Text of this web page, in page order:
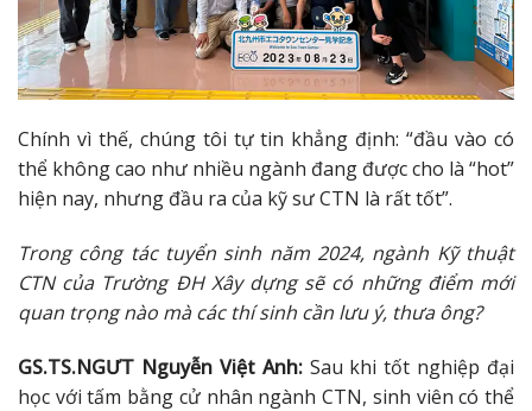
Chính vì thế, chúng tôi tự tin khẳng định: “đầu vào có
thể không cao như nhiều ngành đang được cho là “hot”
hiện nay, nhưng đầu ra của kỹ sư CTN là rất tốt”.
Trong công tác tuyển sinh năm 2024, ngành Kỹ thuật
CTN của Trường ĐH Xây dựng sẽ có những điểm mới
quan trọng nào mà các thí sinh cần lưu ý, thưa ông?
GS.TS.NGƯT Nguyễn Việt Anh:Sau khi tốt nghiệp đại
học với tấm bằng cử nhân ngành CTN, sinh viên có thể